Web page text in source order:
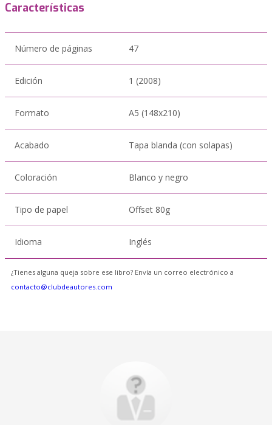
Características
Número de páginas 47
Edición 1 (2008)
Formato A5 (148x210)
Acabado Tapa blanda (con solapas)
Coloración Blanco y negro
Tipo de papel Offset 80g
Idioma Inglés
¿Tienes alguna queja sobre ese libro? Envía un correo electrónico a
contacto@clubdeautores.com